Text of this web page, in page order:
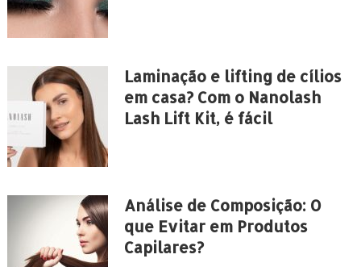
Laminação e lifting de cílios
em casa? Com o Nanolash
Lash Lift Kit, é fácil
Análise de Composição: O
que Evitar em Produtos
Capilares?